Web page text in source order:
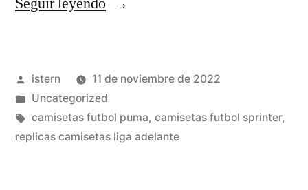
nio»
Publicado
por
istern
11 de noviembre de 2022
Publicado
en
Uncategorized
Etiquetas:
camisetas futbol puma, camisetas futbol sprinter,
replicas camisetas liga adelante